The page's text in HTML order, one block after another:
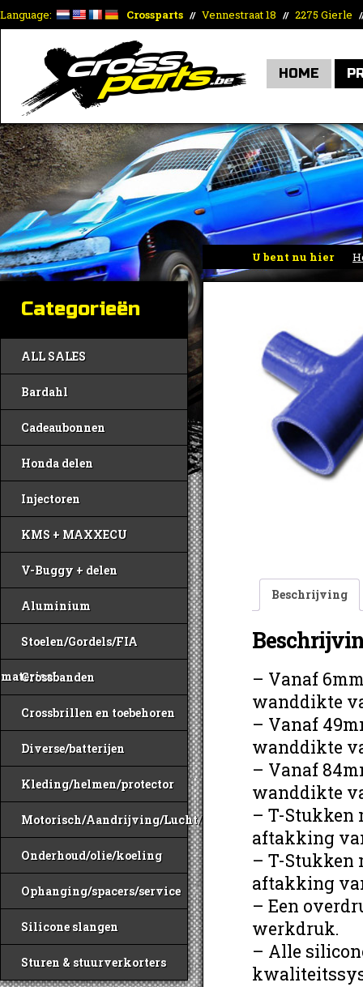
Language: Crossparts // Vennestraat 18 // 2275 Gierle
HOME
U bent nu hier
Categorieën
ALL SALES
Bardahl
Cadeaubonnen
Honda delen
Injectoren
KMS + MAXXECU
V-Buggy + delen
Aluminium
Stoelen/Gordels/FIA
materiaal
Crossbanden
Crossbrillen en toebehoren
Diverse/batterijen
Kleding/helmen/protector
Motorisch/Aandrijving/Lucht/Benzine
Onderhoud/olie/koeling
Ophanging/spacers/service
Silicone slangen
Sturen & stuurverkorters
Beschrijving
– Vanaf
wanddikte
– Vanaf
wanddikte
– Vanaf
wanddikte
– T-Stukken
aftakking
– T-Stukken
aftakking
– Een
werkdruk.
– Alle